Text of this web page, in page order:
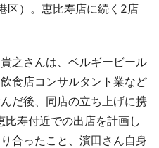
区）。恵比寿店に続く2店
之さんは、ベルギービール
食店コンサルタント業など
だ後、同店の立ち上げに携
比寿付近での出店を計画し
合ったこと、濱田さん自身